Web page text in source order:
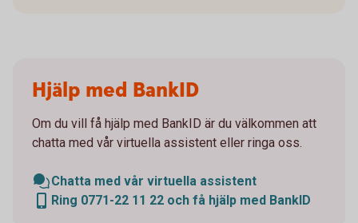
Hjälp med BankID
Om du vill få hjälp med BankID är du välkommen att
chatta med vår virtuella assistent eller ringa oss.
Chatta med vår virtuella assistent
Ring 0771-22 11 22 och få hjälp med BankID